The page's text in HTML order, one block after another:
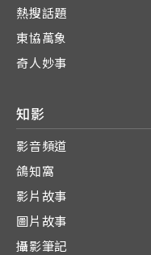
熱搜話題
東協萬象
奇人妙事
知影
影音頻道
鴿知窩
影片故事
圖片故事
攝影筆記